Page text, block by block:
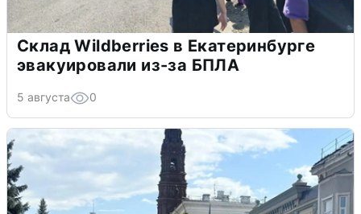
Склад Wildberries в Екатеринбурге
эвакуировали из-за БПЛА
5 августа 0